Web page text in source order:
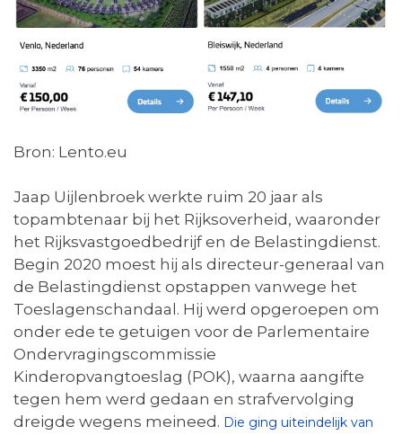
Bron: Lento.eu
Jaap Uijlenbroek werkte ruim 20 jaar als
topambtenaar bij het Rijksoverheid, waaronder
het Rijksvastgoedbedrijf en de Belastingdienst.
Begin 2020 moest hij als directeur-generaal van
de Belastingdienst opstappen vanwege het
Toeslagenschandaal. Hij werd opgeroepen om
onder ede te getuigen voor de Parlementaire
Ondervragingscommissie
Kinderopvangtoeslag (POK), waarna aangifte
tegen hem werd gedaan en strafvervolging
dreigde wegens meineed. Die ging uiteindelijk van